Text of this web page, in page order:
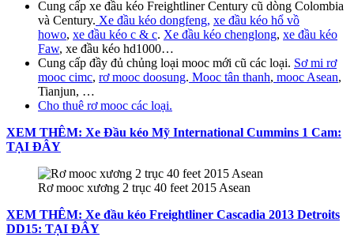
Cung cấp xe đầu kéo Freightliner Century cũ dòng Colombia
và Century. Xe đầu kéo dongfeng, xe đầu kéo hổ vồ
howo, xe đầu kéo c & c. Xe đầu kéo chenglong, xe đầu kéo
Faw, xe đầu kéo hd1000…
Cung cấp đầy đủ chủng loại mooc mới cũ các loại. Sơ mi rơ
mooc cimc, rơ mooc doosung. Mooc tân thanh, mooc Asean,
Tianjun, …
Cho thuê rơ mooc các loại.
XEM THÊM: Xe Đầu kéo Mỹ International Cummins 1 Cam:
TẠI ĐÂY
Rơ mooc xương 2 trục 40 feet 2015 Asean
XEM THÊM: Xe đầu kéo Freightliner Cascadia 2013 Detroits
DD15: TẠI ĐÂY